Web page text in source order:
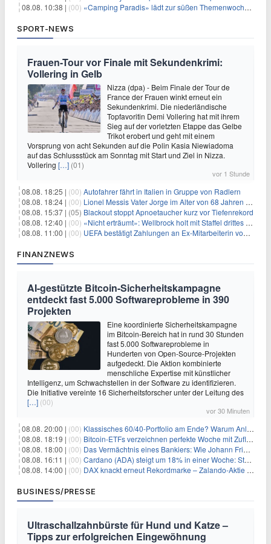
08.08. 10:38 | (00) «Camping Paradis» lädt zur süßen Themenwoche ein
SPORT-NEWS
Frauen-Tour vor Finale mit Sekundenkrimi:
Vollering in Gelb
Nizza (dpa) - Beim Finale der Tour de
France der Frauen winkt erneut ein
Sekundenkrimi. Die niederländische
Topfavoritin Demi Vollering hat mit ihrem
Sieg auf der vorletzten Etappe das Gelbe
Trikot erobert und geht mit einem
Vorsprung von acht Sekunden auf die Polin Kasia Niewiadoma
auf das Schlussstück am Sonntag mit Start und Ziel in Nizza.
Vollering […] (01)
vor 1 Stunde
08.08. 18:25 | (00) Autofahrer fährt in Italien in Gruppe von Radlern
08.08. 18:24 | (00) Lionel Messis Vater Jorge im Alter von 68 Jahren gestorben
08.08. 15:37 | (05) Blackout stoppt Apnoetaucher kurz vor Tiefenrekord
08.08. 12:40 | (00) «Nicht erträumt»: Wellbrock holt mit Staffel drittes EM-Gold
08.08. 11:00 | (00) UEFA bestätigt Zahlungen an Ex-Mitarbeiterin von Infantino
FINANZNEWS
AI-gestützte Bitcoin-Sicherheitskampagne
entdeckt fast 5.000 Softwareprobleme in 390
Projekten
Eine koordinierte Sicherheitskampagne
im Bitcoin-Bereich hat in rund 30 Stunden
fast 5.000 Softwareprobleme in
Hunderten von Open-Source-Projekten
aufgedeckt. Die Aktion kombinierte
menschliche Expertise mit künstlicher
Intelligenz, um Schwachstellen in der Software zu identifizieren.
Die Initiative vereinte 16 Sicherheitsforscher unter der Leitung des
[…] (00)
vor 30 Minuten
08.08. 20:00 | (00) Klassisches 60/40-Portfolio am Ende? Warum Anleger jetzt radikal umdenken müssen
08.08. 18:19 | (00) Bitcoin-ETFs verzeichnen perfekte Woche mit Zuflüssen auf 3-Monats-Hoch
08.08. 18:00 | (00) Das Vermächtnis eines Bankiers: Wie Johann Friedrich Städel sein Imperium unsterblich machte
08.08. 16:11 | (00) Cardano (ADA) steigt um 18% in einer Woche: Steht ein Kurs von $0,30 bevor?
08.08. 14:00 | (00) DAX knackt erneut Rekordmarke – Zalando-Aktie crasht nach Quartalszahlen
BUSINESS/PRESSE
Ultraschallzahnbürste für Hund und Katze –
Tipps zur erfolgreichen Eingewöhnung